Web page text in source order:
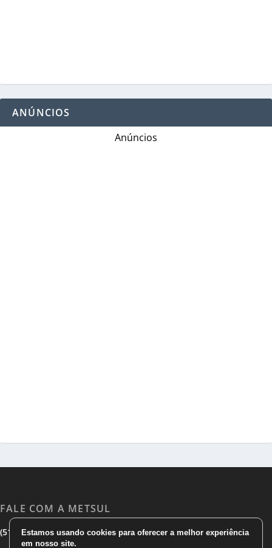
ANÚNCIOS
Anúncios
FALE COM A METSUL
(51) 3533 1983|(51)3785 7752|comercial@metsul.com
Estamos usando cookies para oferecer a melhor experiência
em nosso site.